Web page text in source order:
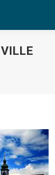
VILLE